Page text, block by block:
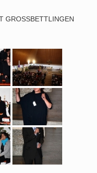
GROSSBETTLINGEN